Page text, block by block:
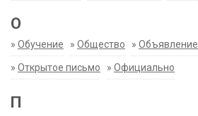
О
» Обучение » Общество » Объявление
» Открытое письмо » Официально
П